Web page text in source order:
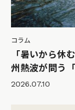
コラム
「暑いから休
州熱波が問う
2026.07.10